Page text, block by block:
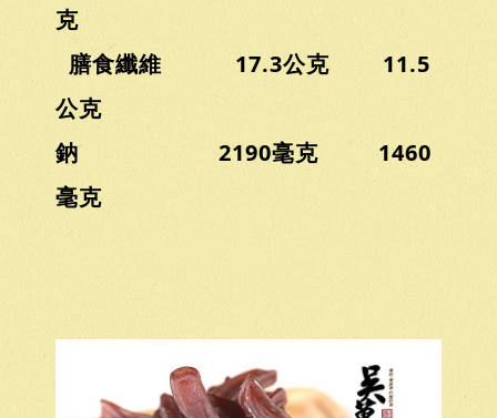
克
膳食纖維 17.3公克 11.5
公克
鈉 2190毫克 1460
毫克